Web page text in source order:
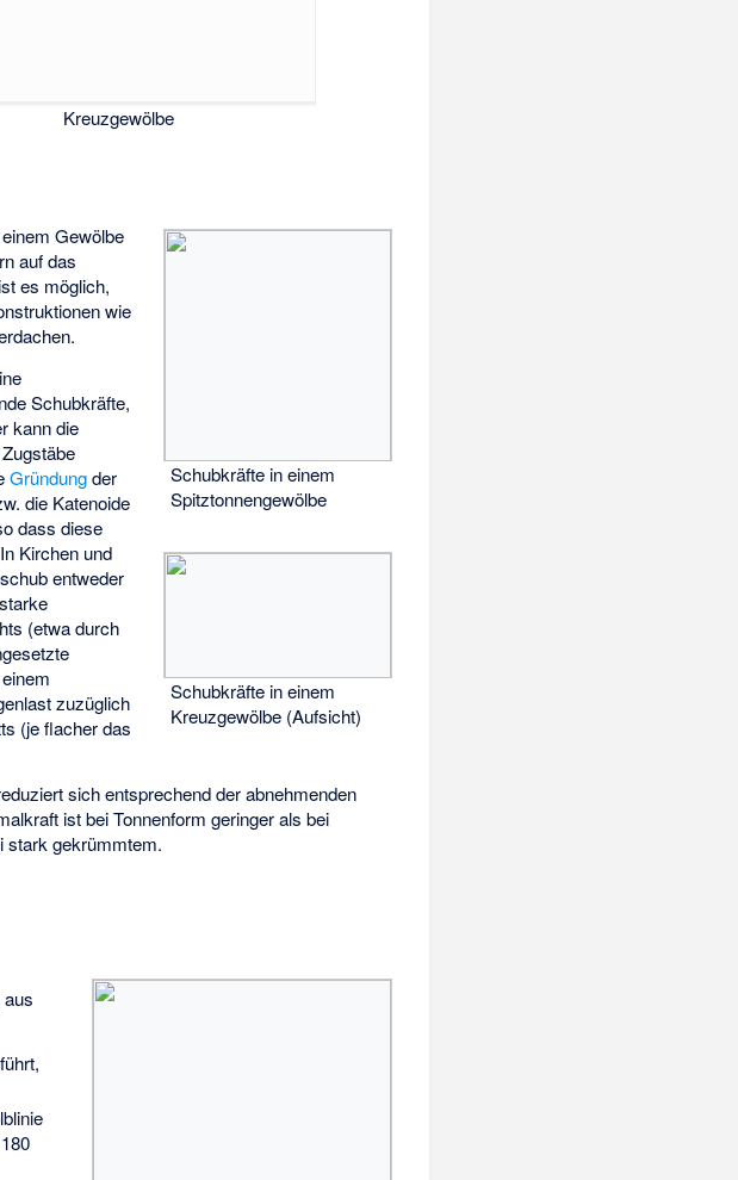
Kreuzgewölbe
Schubkräfte in einem
Spitztonnengewölbe
Schubkräfte in einem
Kreuzgewölbe (Aufsicht)
Gewölbe
auf das
es möglich,
wie
Schubkräfte,
kann die
Gründungder
die Katenoide
dass diese
Kirchen und
entweder
(etwa durch
zuzüglich
(je flacher das
sich entsprechend der abnehmenden
ist bei Tonnenform geringer als bei
stark gekrümmtem.